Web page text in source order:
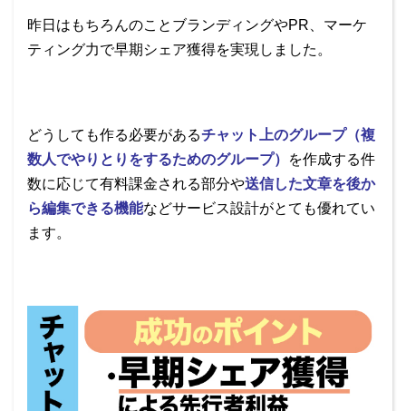
昨日はもちろんのことブランディングやPR、マーケ
ティング力で早期シェア獲得を実現しました。
どうしても作る必要があるチャット上のグループ（複
数人でやりとりをするためのグループ）
を作成する件
数に応じて有料課金される部分や送信した文章を後か
ら編集できる機能などサービス設計がとても優れてい
ます。